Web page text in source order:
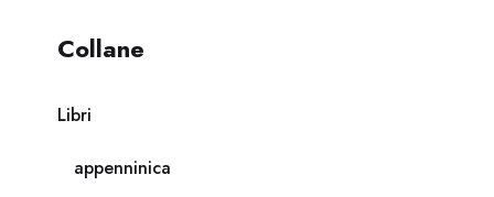
Collane
Libri
appenninica